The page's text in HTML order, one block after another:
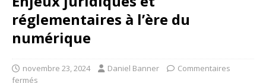
réglementaires à l’ère du
numérique
novembre 23, 2024 Daniel Banner
Commentaires
fermés